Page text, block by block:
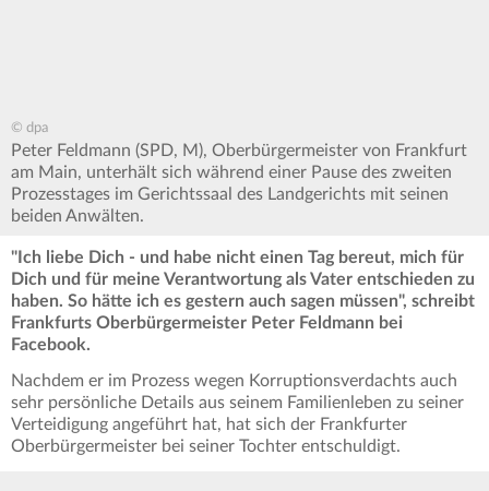
© dpa
Peter Feldmann (SPD, M), Oberbürgermeister von Frankfurt
am Main, unterhält sich während einer Pause des zweiten
Prozesstages im Gerichtssaal des Landgerichts mit seinen
beiden Anwälten.
"Ich liebe Dich - und habe nicht einen Tag bereut, mich für
Dich und für meine Verantwortung als Vater entschieden zu
haben. So hätte ich es gestern auch sagen müssen", schreibt
Frankfurts Oberbürgermeister Peter Feldmann bei
Facebook.
Nachdem er im Prozess wegen Korruptionsverdachts auch
sehr persönliche Details aus seinem Familienleben zu seiner
Verteidigung angeführt hat, hat sich der Frankfurter
Oberbürgermeister bei seiner Tochter entschuldigt.